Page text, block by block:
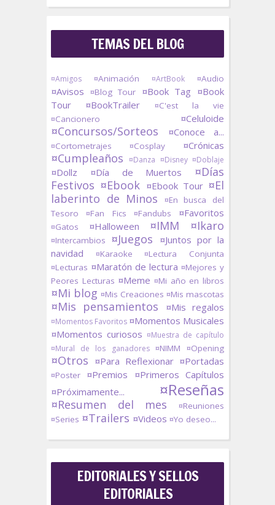
TEMAS DEL BLOG
¤Amigos ¤Animación ¤ArtBook ¤Audio
¤Avisos ¤Blog Tour ¤Book Tag ¤Book
Tour
¤BookTrailer
¤C'est la vie
¤Cancionero
¤Celuloide
¤Concursos/Sorteos ¤Conoce a...
¤Cortometrajes ¤Cosplay ¤Crónicas
¤Cumpleaños ¤Danza ¤Disney ¤Doblaje
¤Dollz ¤Día de Muertos
¤Días
Festivos ¤Ebook ¤Ebook Tour ¤El
laberinto de Minos
¤En busca del
Tesoro
¤Fan Fics ¤Fandubs ¤Favoritos
¤Gatos ¤Halloween ¤IMM ¤Ikaro
¤Intercambios ¤Juegos
¤Juntos por la
navidad
¤Karaoke
¤Lectura Conjunta
¤Lecturas ¤Maratón de lectura ¤Mejores y
Peores Lecturas ¤Meme ¤Mi año en libros
¤Mi blog ¤Mis Creaciones ¤Mis mascotas
¤Mis pensamientos ¤Mis regalos
¤Momentos Favoritos ¤Momentos Musicales
¤Momentos curiosos ¤Muestra de capítulo
¤Mural de los ganadores ¤NIMM ¤Opening
¤Otros ¤Para Reflexionar ¤Portadas
¤Poster ¤Premios
¤Primeros Capítulos
¤Próximamente...
¤Reseñas
¤Resumen del mes
¤Reuniones
¤Series ¤Trailers ¤Videos ¤Yo deseo...
EDITORIALES Y SELLOS
EDITORIALES